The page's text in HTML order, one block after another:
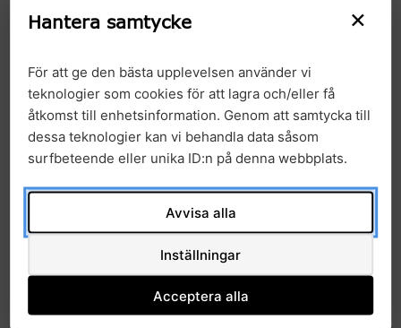
Kalendarium information
12.45 8 oktober, 2021
×
Hantera samtycke
För att ge den bästa upplevelsen använder vi
teknologier som cookies för att lagra och/eller få
åtkomst till enhetsinformation. Genom att samtycka till
dessa teknologier kan vi behandla data såsom
surfbeteende eller unika ID:n på denna webbplats.
Avvisa alla
Inställningar
Acceptera alla